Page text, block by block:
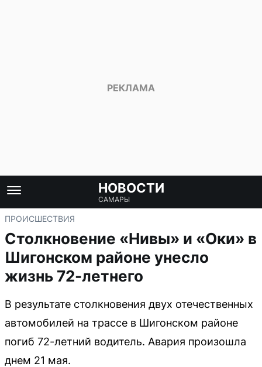
НОВОСТИ
САМАРЫ
ПРОИСШЕСТВИЯ
Столкновение «Нивы» и «Оки» в
Шигонском районе унесло
жизнь 72-летнего
В результате столкновения двух отечественных
автомобилей на трассе в Шигонском районе
погиб 72-летний водитель. Авария произошла
днем 21 мая.